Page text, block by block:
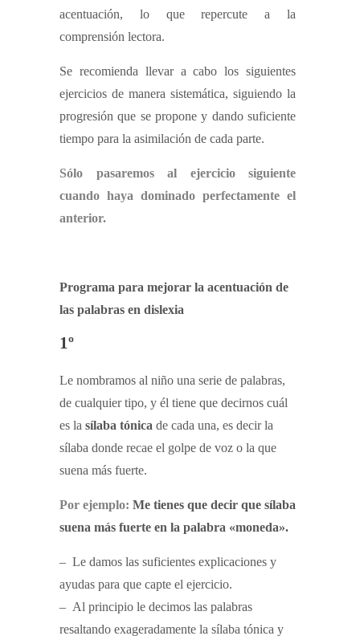
acentuación, lo que repercute a la
comprensión lectora.
Se recomienda llevar a cabo los siguientes
ejercicios de manera sistemática, siguiendo la
progresión que se propone y dando suficiente
tiempo para la asimilación de cada parte.
Sólo pasaremos al ejercicio siguiente
cuando haya dominado perfectamente el
anterior.
Programa para mejorar la acentuación de
las palabras en dislexia
1º
Le nombramos al niño una serie de palabras,
de cualquier tipo, y él tiene que decirnos cuál
es la sílaba tónica de cada una, es decir la
sílaba donde recae el golpe de voz o la que
suena más fuerte.
Por ejemplo: Me tienes que decir que sílaba
suena más fuerte en la palabra «moneda».
– Le damos las suficientes explicaciones y
ayudas para que capte el ejercicio.
– Al principio le decimos las palabras
resaltando exageradamente la sílaba tónica y